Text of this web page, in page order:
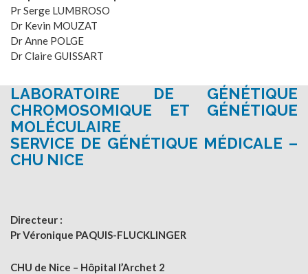
Pr Serge LUMBROSO
Dr Kevin MOUZAT
Dr Anne POLGE
Dr Claire GUISSART
LABORATOIRE DE GÉNÉTIQUE
CHROMOSOMIQUE ET GÉNÉTIQUE
MOLÉCULAIRE
SERVICE DE GÉNÉTIQUE MÉDICALE –
CHU NICE
Directeur :
Pr Véronique PAQUIS-FLUCKLINGER
CHU de Nice – Hôpital l’Archet 2